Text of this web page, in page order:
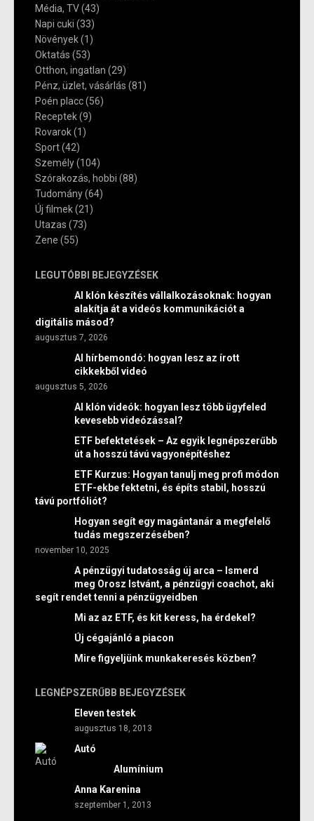
Média, TV(43)
Napi cuki (33)
Növények(1)
Oktatás (53)
Otthon, ingatlan (29)
Pénz, üzlet, vásárlás (81)
Poén placc(56)
Receptek(9)
Rovarok(1)
Sport(42)
Személy(104)
Szórakozás, hobbi (88)
Tudomány(64)
Új filmek(21)
Utazas (73)
Zene (55)
LEGUTÓBBI BEJEGYZÉSEK
AI klón készítés vállalkozásoknak: hogyan
alakítja át a videós kommunikációt a
digitális másod?
augusztus 7, 2026
AI hírbemondó: hogyan lesz az írott
cikkekből videó
augusztus 5, 2026
AI klón videók: hogyan lesz több ügyfeled
kevesebb videózással?
ETF befektetések – Az egyik legnépszerűbb
út a hosszú távú vagyonépítéshez
ETF Kurzus: Hogyan tanulj meg profi módon
ETF-ekbe fektetni, és építs stabil, hosszú
távú portfóliót?
Hogyan segít egy magántanár a megfelelő
tudás megszerzésében?
november 10, 2025
A pénzügyi tudatosság új arca – Ismerd
meg Orosz Istvánt, a pénzügyi coachot, aki
segít rendet tenni a pénzügyeidben
Mi az az ETF, és kit keress, ha érdekel?
Új cégajánló a piacon
Mire figyeljünk munkakeresés közben?
LEGNÉPSZERŰBB BEJEGYZÉSEK
Eleven testek
augusztus 18, 2013
Autó
Alumínium
Anna Karenina
szeptember 1, 2013